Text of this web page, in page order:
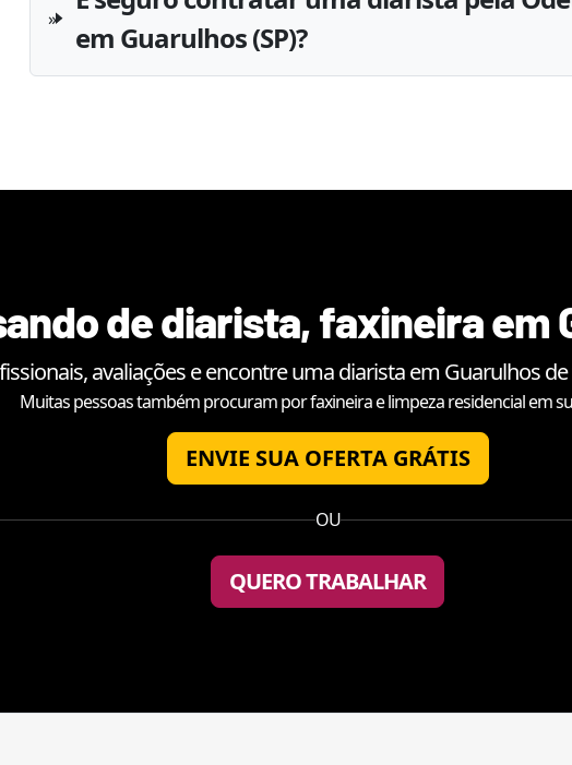
em Guarulhos (SP)?
de diarista, faxineira em
avaliações e encontre uma diarista em Guarulhos
Muitas pessoas também procuram por faxineira e limpeza residencial em
ENVIE SUA OFERTA GRÁTIS
OU
QUERO TRABALHAR